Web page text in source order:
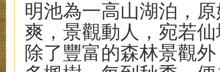
明池為一高山湖泊，
爽，景觀動人，宛若
除了豐富的森林景觀